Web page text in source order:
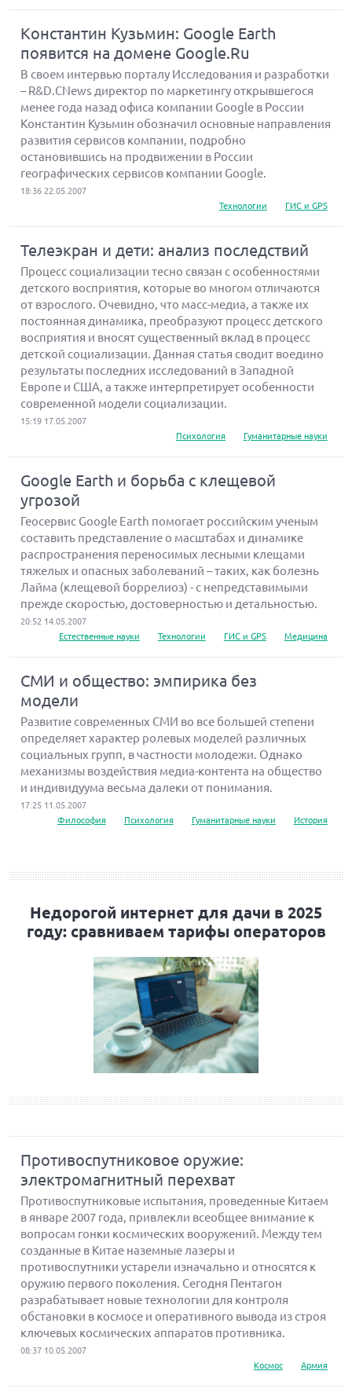
Константин Кузьмин: Google Earth
появится на домене Google.Ru
В своем интервью порталу Исследования и разработки
– R&D.CNews директор по маркетингу открывшегося
менее года назад офиса компании Google в России
Константин Кузьмин обозначил основные направления
развития сервисов компании, подробно
остановившись на продвижении в России
географических сервисов компании Google.
18:36 22.05.2007
Технологии
ГИС и GPS
Телеэкран и дети: анализ последствий
Процесс социализации тесно связан с особенностями
детского восприятия, которые во многом отличаются
от взрослого. Очевидно, что масс-медиа, а также их
постоянная динамика, преобразуют процесс детского
восприятия и вносят существенный вклад в процесс
детской социализации. Данная статья сводит воедино
результаты последних исследований в Западной
Европе и США, а также интерпретирует особенности
современной модели социализации.
15:19 17.05.2007
Психология
Гуманитарные науки
Google Earth и борьба с клещевой
угрозой
Геосервис Google Earth помогает российским ученым
составить представление о масштабах и динамике
распространения переносимых лесными клещами
тяжелых и опасных заболеваний – таких, как болезнь
Лайма (клещевой боррелиоз) - с непредставимыми
прежде скоростью, достоверностью и детальностью.
20:52 14.05.2007
Естественные науки
Технологии ГИС и GPS Медицина
СМИ и общество: эмпирика без
модели
Развитие современных СМИ во все большей степени
определяет характер ролевых моделей различных
социальных групп, в частности молодежи. Однако
механизмы воздействия медиа-контента на общество
и индивидуума весьма далеки от понимания.
17:25 11.05.2007
Философия
Психология Гуманитарные науки История
Недорогой интернет для дачи в 2025
году: сравниваем тарифы операторов
Противоспутниковое оружие:
электромагнитный перехват
Противоспутниковые испытания, проведенные Китаем
в январе 2007 года, привлекли всеобщее внимание к
вопросам гонки космических вооружений. Между тем
созданные в Китае наземные лазеры и
противоспутники устарели изначально и относятся к
оружию первого поколения. Сегодня Пентагон
разрабатывает новые технологии для контроля
обстановки в космосе и оперативного вывода из строя
ключевых космических аппаратов противника.
08:37 10.05.2007
Космос
Армия